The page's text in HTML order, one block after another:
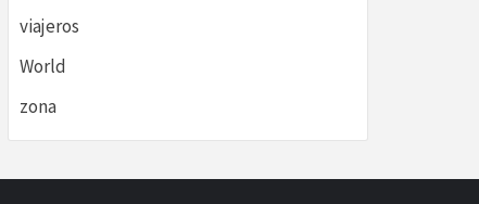
viajeros
World
zona